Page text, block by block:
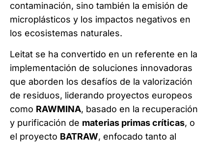
contaminación, sino también la emisión de
microplásticos y los impactos negativos en
los ecosistemas naturales.
Leitat se ha convertido en un referente en la
implementación de soluciones innovadoras
que aborden los desafíos de la valorización
de residuos, liderando proyectos europeos
como RAWMINA, basado en la recuperación
y purificación de materias primas críticas, o
el proyecto BATRAW, enfocado tanto al